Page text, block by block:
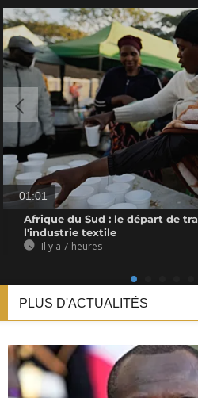
01:01
Afrique du Sud : le départ de
l'industrie textile
Il y a 7 heures
PLUS D'ACTUALITÉS